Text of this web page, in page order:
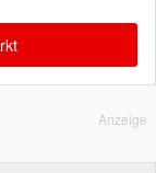
Anzeige